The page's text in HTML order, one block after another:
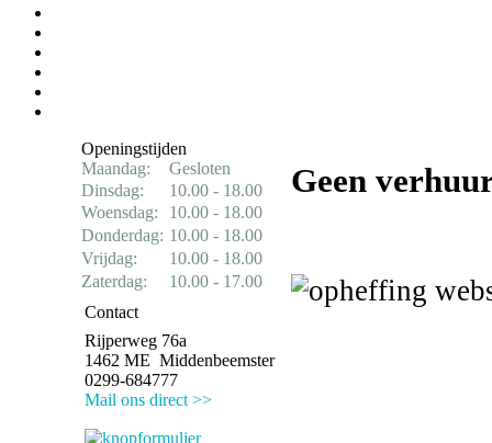
Openingstijden
Maandag:
Gesloten
Dinsdag:
10.00 - 18.00
Woensdag:
10.00 - 18.00
Donderdag: 10.00 - 18.00
Vrijdag:
10.00 - 18.00
Zaterdag:
10.00 - 17.00
Contact
Rijperweg 76a
1462 ME Middenbeemster
0299-684777
Mail ons direct >>
Geen